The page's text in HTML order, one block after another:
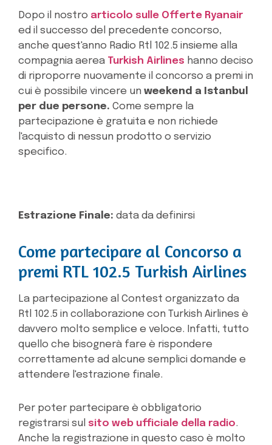
Dopo il nostro articolo sulle Offerte Ryanair
ed il successo del precedente concorso,
anche quest'anno Radio Rtl 102.5 insieme alla
compagnia aerea Turkish Airlines hanno deciso
di riproporre nuovamente il concorso a premi in
cui è possibile vincere un weekend a Istanbul
per due persone. Come sempre la
partecipazione è gratuita e non richiede
l'acquisto di nessun prodotto o servizio
specifico.
Estrazione Finale: data da definirsi
Come partecipare al Concorso a
premi RTL 102.5 Turkish Airlines
La partecipazione al Contest organizzato da
Rtl 102.5 in collaborazione con Turkish Airlines è
davvero molto semplice e veloce. Infatti, tutto
quello che bisognerà fare è rispondere
correttamente ad alcune semplici domande e
attendere l'estrazione finale.
Per poter partecipare è obbligatorio
registrarsi sul sito web ufficiale della radio.
Anche la registrazione in questo caso è molto